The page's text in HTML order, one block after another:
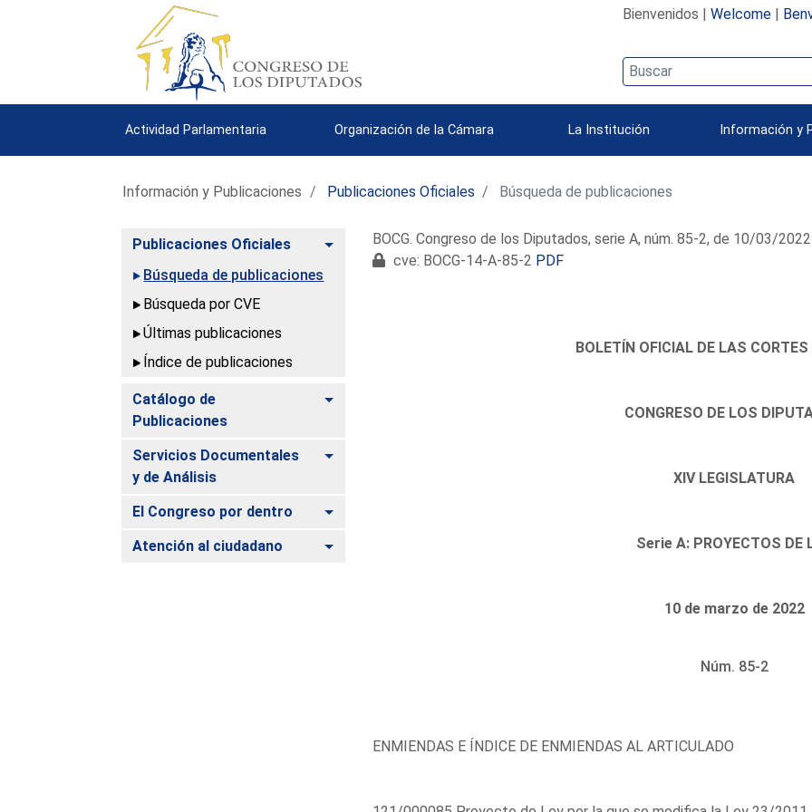
Bienvenidos | Welcome|
Actividad Parlamentaria Organización de la Cámara La Institución Información y
Información y Publicaciones Publicaciones Oficiales Búsqueda de publicaciones
Publicaciones Oficiales
Alternar
Búsqueda de publicaciones
Búsqueda por CVE
Últimas publicaciones
Índice de publicaciones
Catálogo de
Publicaciones
Alternar
Servicios Documentales
y de Análisis
Alternar
El Congreso por dentro Alternar
Atención al ciudadano Alternar
BOCG. Congreso de los Diputados, serie A, núm. 85-2, de 10/03/2022
cve: BOCG-14-A-85-2 PDF
BOLETÍN OFICIAL DE LAS CORTES
CONGRESO DE LOS
XIV LEGISLATURA
Serie A: PROYECTOS DE
10 de marzo de 2022
Núm. 85-2
ENMIENDAS E ÍNDICE DE ENMIENDAS AL ARTICULADO